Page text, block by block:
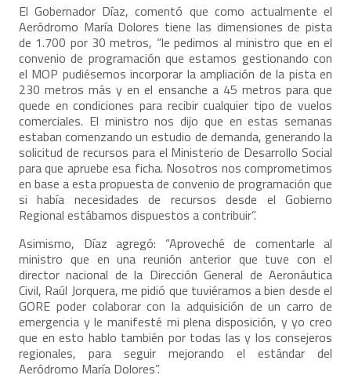
El Gobernador Díaz, comentó que como actualmente el
Aeródromo María Dolores tiene las dimensiones de pista
de 1.700 por 30 metros, “le pedimos al ministro que en el
convenio de programación que estamos gestionando con
el MOP pudiésemos incorporar la ampliación de la pista en
230 metros más y en el ensanche a 45 metros para que
quede en condiciones para recibir cualquier tipo de vuelos
comerciales. El ministro nos dijo que en estas semanas
estaban comenzando un estudio de demanda, generando la
solicitud de recursos para el Ministerio de Desarrollo Social
para que apruebe esa ficha. Nosotros nos comprometimos
en base a esta propuesta de convenio de programación que
si había necesidades de recursos desde el Gobierno
Regional estábamos dispuestos a contribuir”.
Asimismo, Díaz agregó: “Aproveché de comentarle al
ministro que en una reunión anterior que tuve con el
director nacional de la Dirección General de Aeronáutica
Civil, Raúl Jorquera, me pidió que tuviéramos a bien desde el
GORE poder colaborar con la adquisición de un carro de
emergencia y le manifesté mi plena disposición, y yo creo
que en esto hablo también por todas las y los consejeros
regionales, para seguir mejorando el estándar del
Aeródromo María Dolores”.